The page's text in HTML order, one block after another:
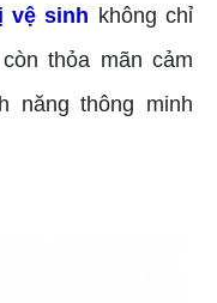
vệ sinh không chỉ
thỏa mãn cảm
năng thông minh